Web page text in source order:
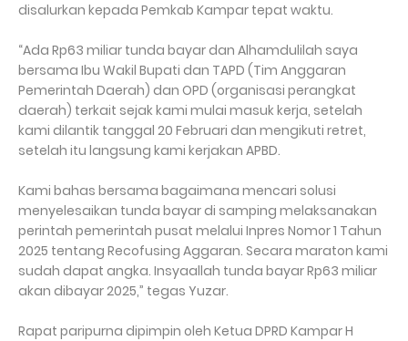
disalurkan kepada Pemkab Kampar tepat waktu.
“Ada Rp63 miliar tunda bayar dan Alhamdulilah saya
bersama Ibu Wakil Bupati dan TAPD (Tim Anggaran
Pemerintah Daerah) dan OPD (organisasi perangkat
daerah) terkait sejak kami mulai masuk kerja, setelah
kami dilantik tanggal 20 Februari dan mengikuti retret,
setelah itu langsung kami kerjakan APBD.
Kami bahas bersama bagaimana mencari solusi
menyelesaikan tunda bayar di samping melaksanakan
perintah pemerintah pusat melalui Inpres Nomor 1 Tahun
2025 tentang Recofusing Aggaran. Secara maraton kami
sudah dapat angka. Insyaallah tunda bayar Rp63 miliar
akan dibayar 2025,” tegas Yuzar.
Rapat paripurna dipimpin oleh Ketua DPRD Kampar H